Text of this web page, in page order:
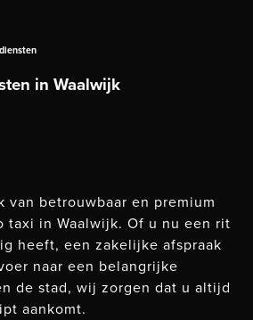
in Waalwijk
van betrouwbaar en premium
taxi in Waalwijk. Of u nu een rit
heeft, een zakelijke afspraak
naar een belangrijke
de stad, wij zorgen dat u altijd
aankomt.